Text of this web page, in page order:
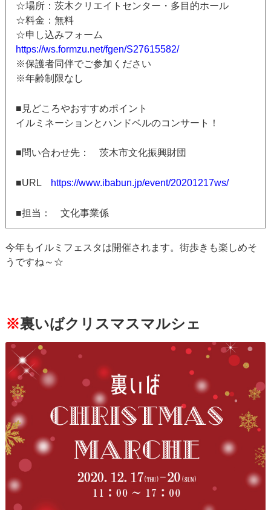
☆場所：茨木クリエイトセンター・多目的ホール
☆料金：無料
☆申し込みフォーム
https://ws.formzu.net/fgen/S27615582/
※保護者同伴でご参加ください
※年齢制限なし
■見どころやおすすめポイント
イルミネーションとハンドベルのコンサート！
■問い合わせ先： 茨木市文化振興財団
■URL https://www.ibabun.jp/event/20201217ws/
■担当： 文化事業係
今年もイルミフェスタは開催されます。街歩きも楽しめそ
うですね～☆
※裏いばクリスマスマルシェ